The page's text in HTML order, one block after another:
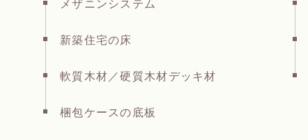
メザニンシステム
新築住宅の床
軟質木材／硬質木材デッキ材
梱包ケースの底板